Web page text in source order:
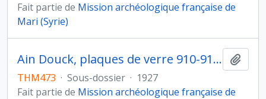
Fait partie de Mission archéologique française de
Mari (Syrie)
Ain Douck, plaques de verre 910-910 bis
THM473 · Sous-dossier · 1927
Fait partie de Mission archéologique française de